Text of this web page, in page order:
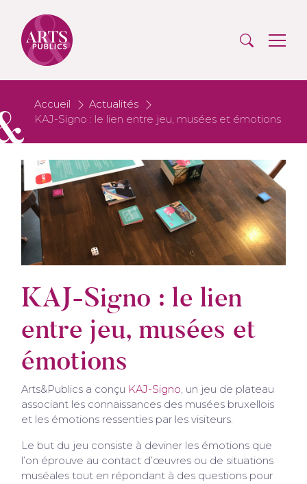
Accueil
Actualités
KAJ-Signo : le lien entre jeu, musées et émotions
KAJ-Signo : le lien
entre jeu, musées et
émotions
Arts&Publics a conçu KAJ-Signo, un jeu de plateau
associant les connaissances des musées bruxellois
et les émotions ressenties par les visiteurs.
Le but du jeu consiste à deviner les émotions que
l’on éprouve au contact d’œuvres ou de situations
muséales tout en répondant à des questions pour